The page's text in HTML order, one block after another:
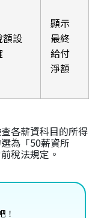
設
顯示
最終
給付
淨額
各薪資科目的所得
為「50薪資所
稅法規定。
！